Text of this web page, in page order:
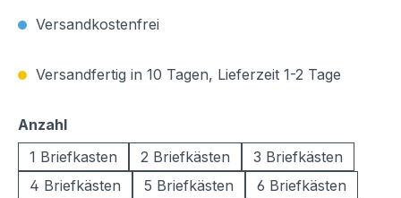
Versandkostenfrei
Versandfertig in 10 Tagen, Lieferzeit 1-2 Tage
Anzahlauswählen
1 Briefkasten
2 Briefkästen
3 Briefkästen
4 Briefkästen
5 Briefkästen
6 Briefkästen